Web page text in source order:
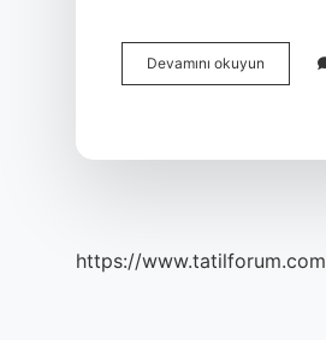
Devamını okuyun
Etten
https://